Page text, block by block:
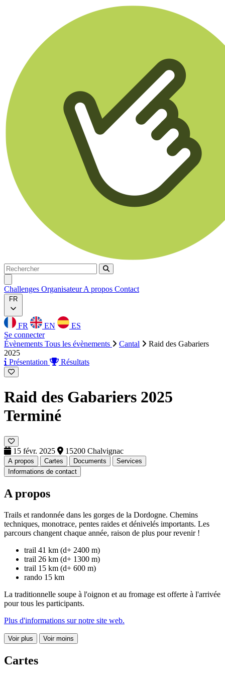
Rechercher
Rechercher
Challenges OrganisateurA propos Contact
FR
FR EN
ES
Se connecter
Évènements Tous les évènements Cantal
Raid des Gabariers
2025
Présentation
Résultats
Raid des Gabariers 2025
Terminé
15 févr. 2025 15200 Chalvignac
A propos Cartes Documents
Services
Informations de contact
A propos
Trails et randonnée dans les gorges de la Dordogne. Chemins
techniques, monotrace, pentes raides et dénivelés importants. Les
parcours changent chaque année, raison de plus pour revenir !
trail 41 km (d+ 2400 m)
trail 26 km (d+ 1300 m)
trail 15 km (d+ 600 m)
rando 15 km
La traditionnelle soupe à l'oignon et au fromage est offerte à l'arrivée
pour tous les participants.
Plus d'informations sur notre site web.
Voir plus Voir moins
Cartes